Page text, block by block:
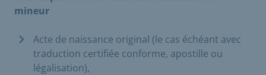
mineur
Acte de naissance original (le cas échéant avec
traduction certifiée conforme, apostille ou
légalisation),